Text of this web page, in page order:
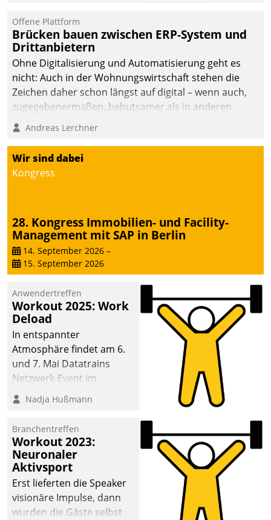
Die monatlichen
Mitteilungen zum
Heizungs- und
Wasserverbrauch gehen
automatisiert, vollständig
und auf Wunsch über
mehrere zuvor
Kommunikationswege bei
den Empfängern ein.
Offene Plattform
Brücken bauen zwischen ERP-System und
Drittanbietern
Ohne Digitalisierung und Automatisierung geht es
nicht: Auch in der Wohnungswirtschaft stehen die
Zeichen daher schon längst auf digital – wenn auch,
zugegebenermaßen, behutsamer als in anderen
Branchen.
Andreas Lerchner
Wir sind dabei
Kongress
28. Kongress Immobilien- und Facility-
Management mit SAP in Berlin
14. September 2026 –
15. September 2026
Anwendertreffen
Workout 2025: Work
Deload
In entspannter
Atmosphäre findet am 6.
und 7. Mai Datatrains
Netzwerk-Event im
Kunden- und Partnerkreis
statt. Zentrale Frage: Wie
Mammutprojekte
meistern und Workloads
wuppen – bei zunehmend
anspruchsvollen
Aufgaben und
abnehmendem
Nadja Hußmann
Branchentreffen
Workout 2023:
Neuronaler
Aktivsport
Erst lieferten die Speaker
visionäre Impulse, dann
wurden die Gäste selbst